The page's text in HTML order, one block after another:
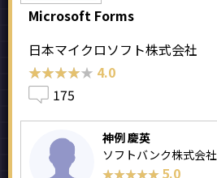
Microsoft Forms
日本マイクロソフト株式会社
★★★★★
★★★★★ 4.0
175
神例 慶英
ソフトバンク株式会社
★★★★★
★★★★★ 5.0